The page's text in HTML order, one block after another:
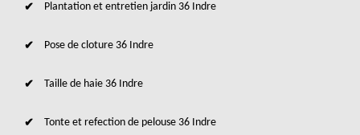
Plantation et entretien jardin 36 Indre
Pose de cloture 36 Indre
Taille de haie 36 Indre
Tonte et refection de pelouse 36 Indre